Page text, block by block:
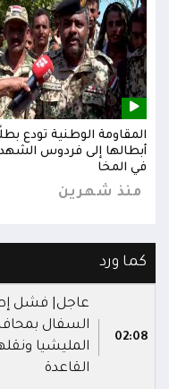
المقاومة الوطنية تودع
أبطالها إلى فردوس
في المخا
منذ شهرين
كما ورد
02:08
عاجل| فشل
السفال
المليشيا
القاعدة